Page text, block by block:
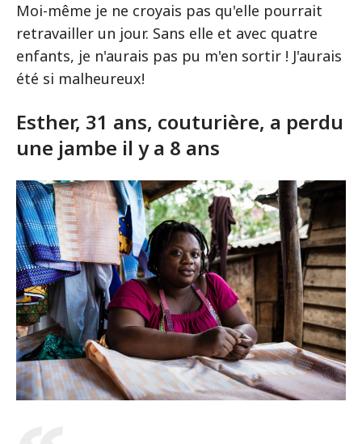
Moi-même je ne croyais pas qu'elle pourrait
retravailler un jour. Sans elle et avec quatre
enfants, je n'aurais pas pu m'en sortir ! J'aurais
été si malheureux!
Esther, 31 ans, couturière, a perdu
une jambe il y a 8 ans